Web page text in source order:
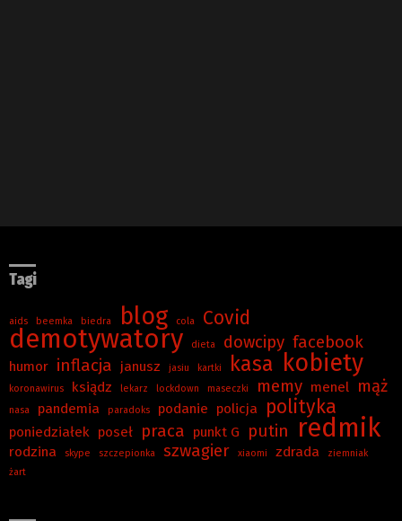
Tagi
aids beemka biedra blog cola Covid
demotywatory dieta dowcipy facebook
humor inflacja janusz jasiu kartki kasa kobiety
koronawirus ksiądz lekarz lockdown maseczki memy menel mąż
nasa pandemia paradoks podanie policja polityka
poniedziałek poseł praca punkt G putin redmik
rodzina skype szczepionka szwagier xiaomi zdrada
ziemniak
żart